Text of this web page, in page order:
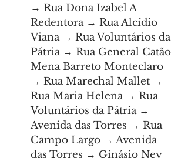
→ Rua Dona Izabel A
Redentora → Rua Alcídio
Viana → Rua Voluntários da
Pátria → Rua General Catão
Mena Barreto Monteclaro
→ Rua Marechal Mallet →
Rua Maria Helena → Rua
Voluntários da Pátria →
Avenida das Torres → Rua
Campo Largo → Avenida
das Torres → Ginásio Ney